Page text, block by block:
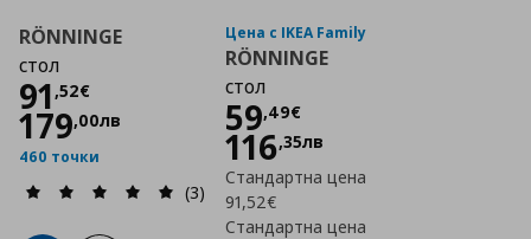
RÖNNINGE
стол
91 ,52€
Цена
179,00лв
460 точки
(3)
Цена с IKEA Family
RÖNNINGE
стол
59,49€
Цена
116,35лв
Стандартна цена
91,52€
Стандартна цена